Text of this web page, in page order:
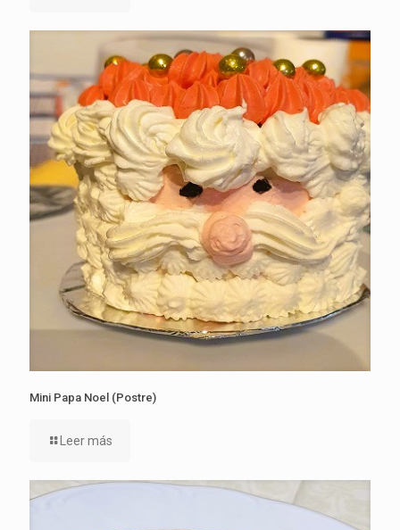
Mini Papa Noel (Postre)
Leer más